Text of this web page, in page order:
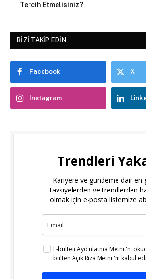
Tercih Etmelisiniz?
BIZI TAKIP EDIN
Facebook X
Instagram
Trendleri
Kariyere ve gündeme dair en
tavsiyelerden ve trendlerden
olmak için e-posta listemize
E-bülten Aydınlatma Metni''ni
bülten Açık Rıza Metni''ni kabul